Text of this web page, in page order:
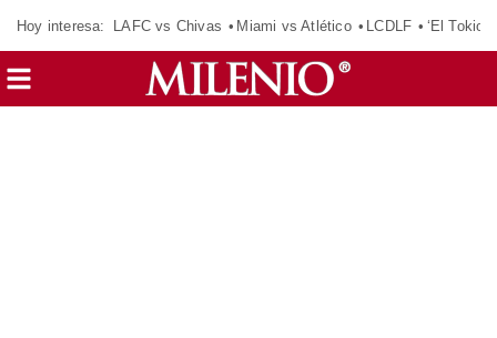
Hoy interesa: LAFC vs Chivas Miami vs Atlético LCDLF ‘El Tokio’